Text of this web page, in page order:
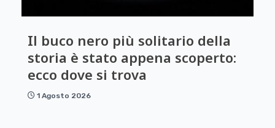
Il buco nero più solitario della
storia è stato appena scoperto:
ecco dove si trova
1 Agosto 2026